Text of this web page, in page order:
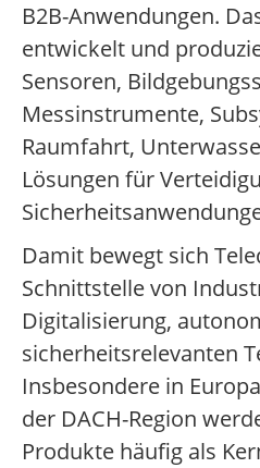
B2B-Anwendungen.
entwickelt und
Sensoren,
Messinstrumente,
Raumfahrt,
Lösungen für
Damit bewegt sich
Schnittstelle von
Digitalisierung,
sicherheitsrelevanten
Insbesondere in
der DACH-Region
Produkte häufig als